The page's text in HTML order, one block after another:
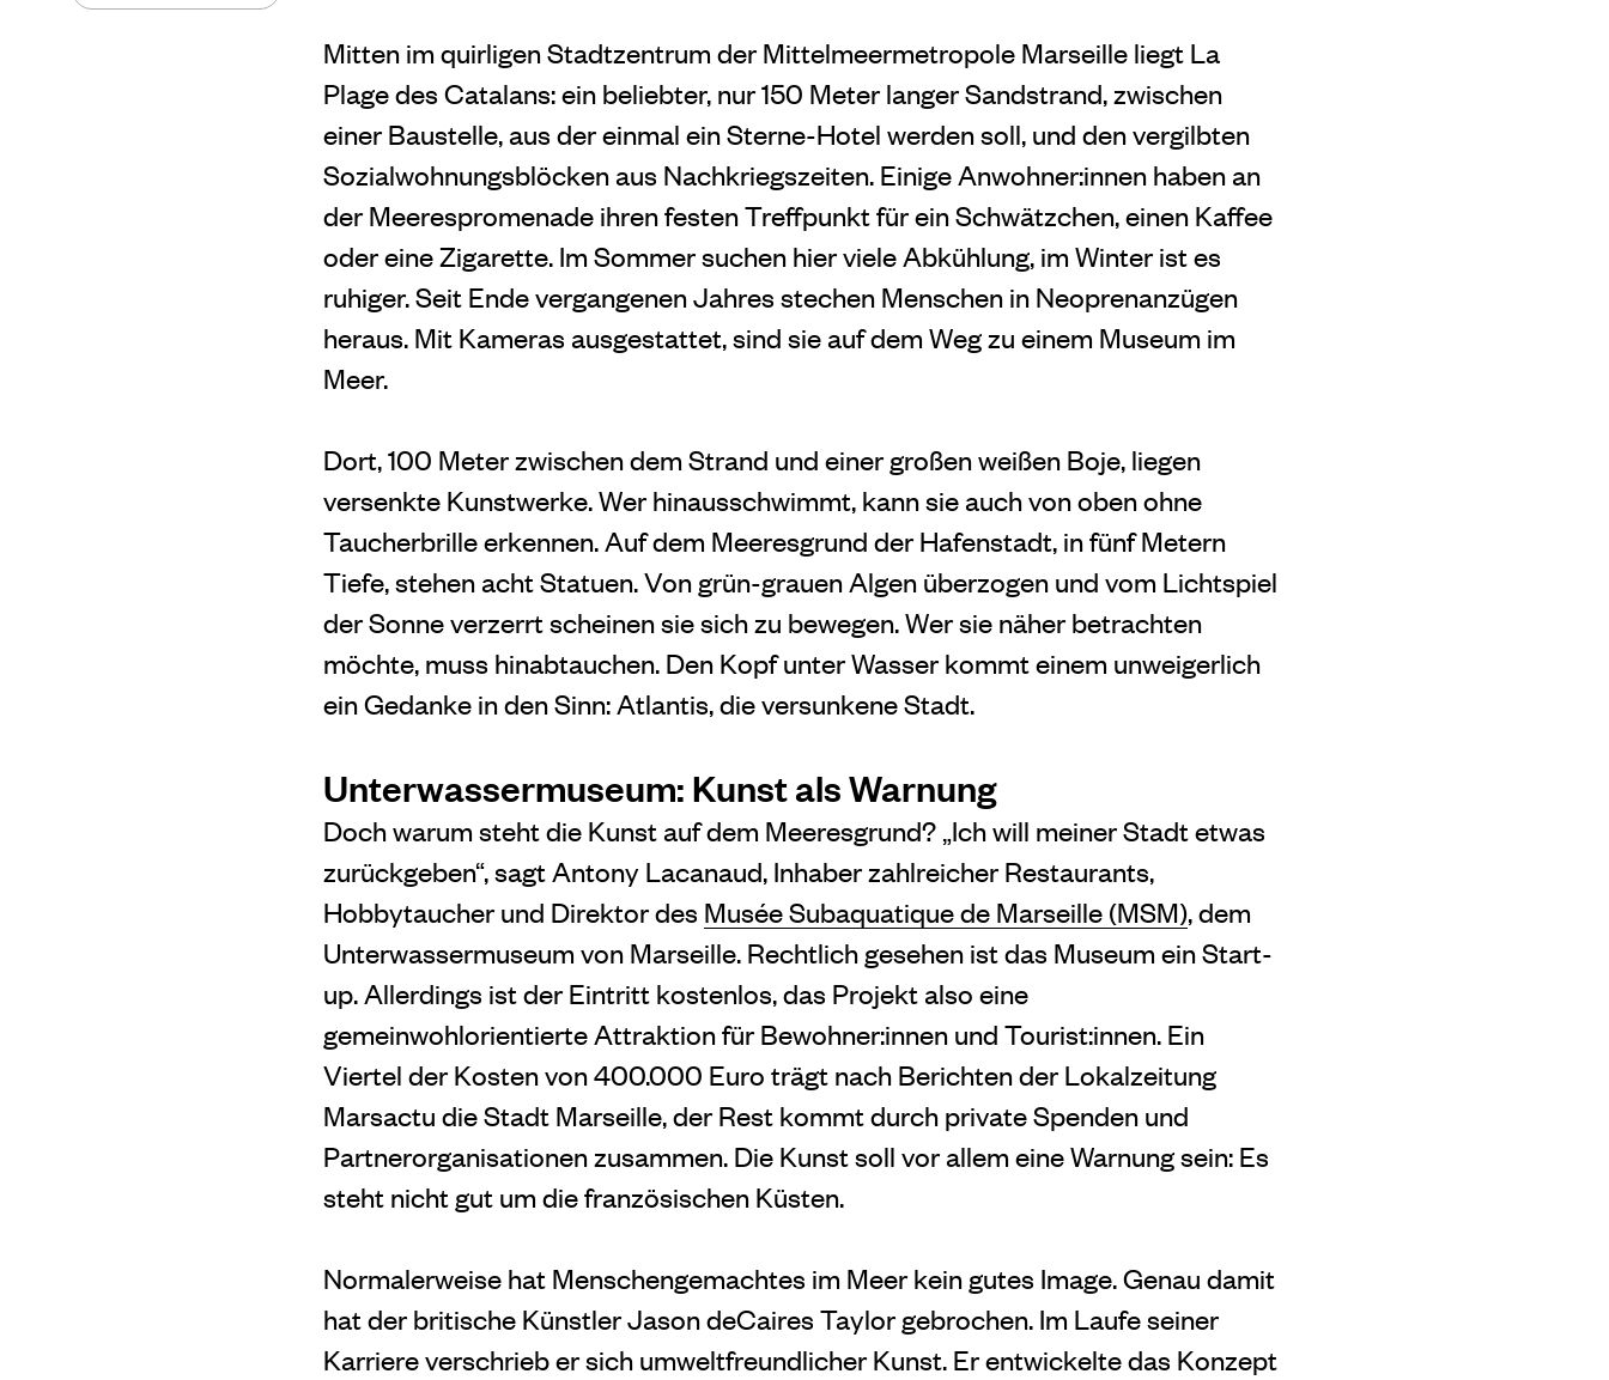
Mitten im quirligen Stadtzentrum der Mittelmeermetropole Marseille liegt La
Plage des Catalans: ein beliebter, nur 150 Meter langer Sandstrand, zwischen
einer Baustelle, aus der einmal ein Sterne-Hotel werden soll, und den vergilbten
Sozialwohnungsblöcken aus Nachkriegszeiten. Einige Anwohner:innen haben an
der Meerespromenade ihren festen Treffpunkt für ein Schwätzchen, einen Kaffee
oder eine Zigarette. Im Sommer suchen hier viele Abkühlung, im Winter ist es
ruhiger. Seit Ende vergangenen Jahres stechen Menschen in Neoprenanzügen
heraus. Mit Kameras ausgestattet, sind sie auf dem Weg zu einem Museum im
Meer.
Dort, 100 Meter zwischen dem Strand und einer großen weißen Boje, liegen
versenkte Kunstwerke. Wer hinausschwimmt, kann sie auch von oben ohne
Taucherbrille erkennen. Auf dem Meeresgrund der Hafenstadt, in fünf Metern
Tiefe, stehen acht Statuen. Von grün-grauen Algen überzogen und vom Lichtspiel
der Sonne verzerrt scheinen sie sich zu bewegen. Wer sie näher betrachten
möchte, muss hinabtauchen. Den Kopf unter Wasser kommt einem unweigerlich
ein Gedanke in den Sinn: Atlantis, die versunkene Stadt.
Unterwassermuseum: Kunst als Warnung
Doch warum steht die Kunst auf dem Meeresgrund? „Ich will meiner Stadt etwas
zurückgeben“, sagt Antony Lacanaud, Inhaber zahlreicher Restaurants,
Hobbytaucher und Direktor des Musée Subaquatique de Marseille (MSM), dem
Unterwassermuseum von Marseille. Rechtlich gesehen ist das Museum ein Start-
up. Allerdings ist der Eintritt kostenlos, das Projekt also eine
gemeinwohlorientierte Attraktion für Bewohner:innen und Tourist:innen. Ein
Viertel der Kosten von 400.000 Euro trägt nach Berichten der Lokalzeitung
Marsactu die Stadt Marseille, der Rest kommt durch private Spenden und
Partnerorganisationen zusammen. Die Kunst soll vor allem eine Warnung sein: Es
steht nicht gut um die französischen Küsten.
Normalerweise hat Menschengemachtes im Meer kein gutes Image. Genau damit
hat der britische Künstler Jason deCaires Taylor gebrochen. Im Laufe seiner
Karriere verschrieb er sich umweltfreundlicher Kunst. Er entwickelte das Konzept